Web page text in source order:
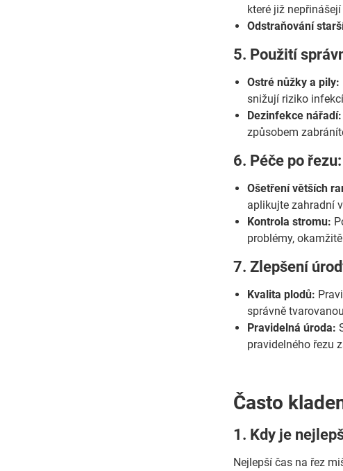
které již
Odstraňování
5. Použití
Ostré nůžky a pily:
snižují riziko
Dezinfekce nářadí:
způsobem
6. Péče po řezu:
Ošetření větších
aplikujte zahradní
Kontrola stromu:
problémy,
7. Zlepšení
Kvalita plodů:
správně
Pravidelná úroda:
pravidelného řezu
Často
1. Kdy je
Nejlepší čas na řez